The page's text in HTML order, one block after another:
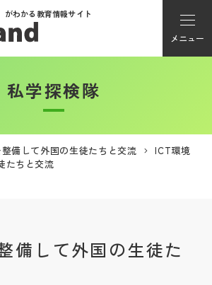
がわかる教育情報サイト
メニュー
アカウント登録
私学探検隊
備して外国の生徒たちと交流
ICT環境
たちと交流
備して外国の生徒た